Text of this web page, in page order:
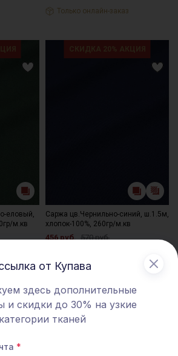
Только онлайн-заказ
еловый,
м.кв
Саржа цв.Чернильно-синий, ш.1.5м,
хлопок-100%, 260гр/м.кв
456 руб. 570 руб.
от Купава
здесь дополнительные
и скидки до 30% на узкие
категории тканей